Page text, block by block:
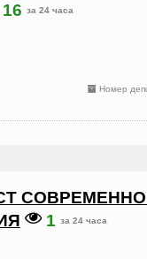
16 за 24 часа
Номер
1 за 24 часа